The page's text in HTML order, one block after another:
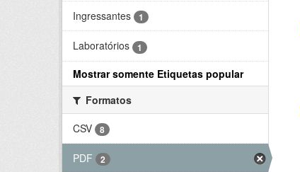
Ingressantes 1
Laboratórios 1
Mostrar somente Etiquetas popular
Formatos
CSV
8
PDF 2